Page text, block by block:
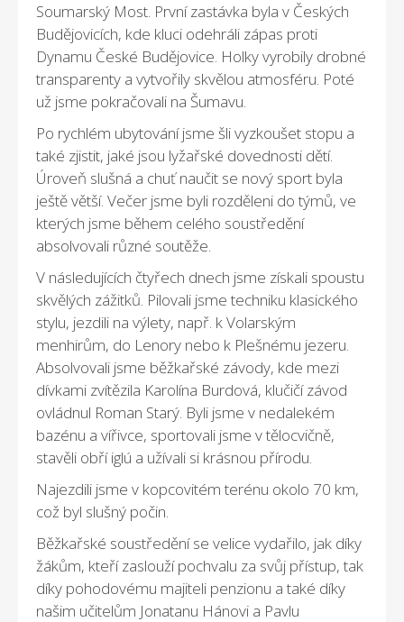
Soumarský Most. První zastávka byla v Českých
Budějovicích, kde kluci odehráli zápas proti
Dynamu České Budějovice. Holky vyrobily drobné
transparenty a vytvořily skvělou atmosféru. Poté
už jsme pokračovali na Šumavu.
Po rychlém ubytování jsme šli vyzkoušet stopu a
také zjistit, jaké jsou lyžařské dovednosti dětí.
Úroveň slušná a chuť naučit se nový sport byla
ještě větší. Večer jsme byli rozděleni do týmů, ve
kterých jsme během celého soustředění
absolvovali různé soutěže.
V následujících čtyřech dnech jsme získali spoustu
skvělých zážitků. Pilovali jsme techniku klasického
stylu, jezdili na výlety, např. k Volarským
menhirům, do Lenory nebo k Plešnému jezeru.
Absolvovali jsme běžkařské závody, kde mezi
dívkami zvítězila Karolína Burdová, klučičí závod
ovládnul Roman Starý. Byli jsme v nedalekém
bazénu a vířivce, sportovali jsme v tělocvičně,
stavěli obří iglú a užívali si krásnou přírodu.
Najezdili jsme v kopcovitém terénu okolo 70 km,
což byl slušný počin.
Běžkařské soustředění se velice vydařilo, jak díky
žákům, kteří zaslouží pochvalu za svůj přístup, tak
díky pohodovému majiteli penzionu a také díky
našim učitelům Jonatanu Hánovi a Pavlu